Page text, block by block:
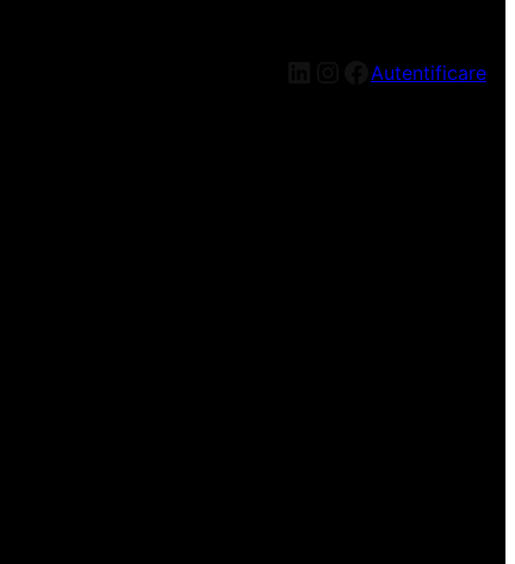
LinkedIn
Instagram
Facebook
Autentificare